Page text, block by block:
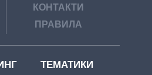
КОНТАКТИ
ПРАВИЛА
ТЕМАТИКИ